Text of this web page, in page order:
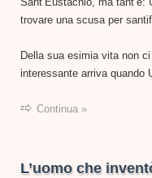
trovare una scusa per
Della sua esimia vita non
interessante arriva quando
Continua »
L’uomo che